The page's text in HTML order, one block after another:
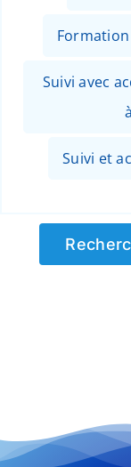
Suivi avec
Suivi et